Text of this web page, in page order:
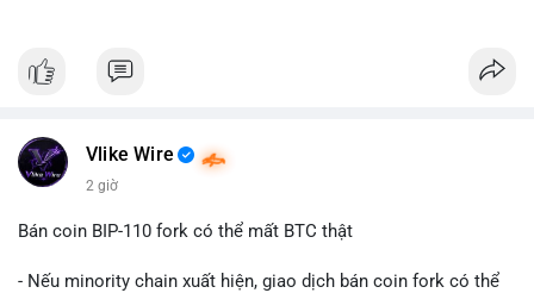
Vlike Wire
2 giờ
Bán coin BIP-110 fork có thể mất BTC thật
- Nếu minority chain xuất hiện, giao dịch bán coin fork có thể